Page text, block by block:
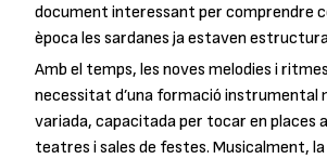
document interessant per comprendre
època les sardanes ja estaven
Amb el temps, les noves melodies i
necessitat d’una formació instrumental
variada, capacitada per tocar en places
teatres i sales de festes. Musicalment, la